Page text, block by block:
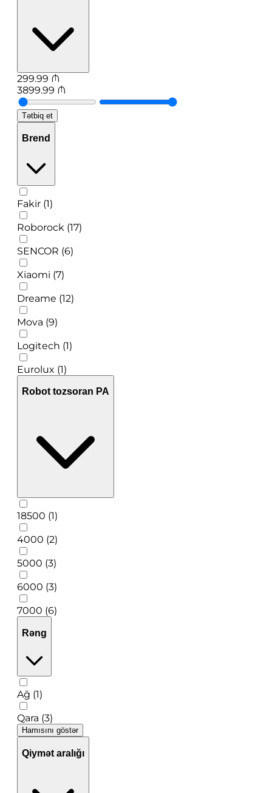
299.99 ₼
3899.99 ₼
Tətbiq et
Brend
Fakir (1)
Roborock (17)
SENCOR (6)
Xiaomi (7)
Dreame (12)
Mova (9)
Logitech (1)
Eurolux (1)
Robot tozsoran PA
18500 (1)
4000 (2)
5000 (3)
6000 (3)
7000 (6)
Rəng
Ağ (1)
Qara (3)
Hamısını göstər
Qiymət aralığı